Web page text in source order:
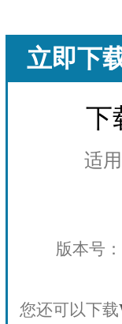
立即下
下
适
版本号
您还可以下载